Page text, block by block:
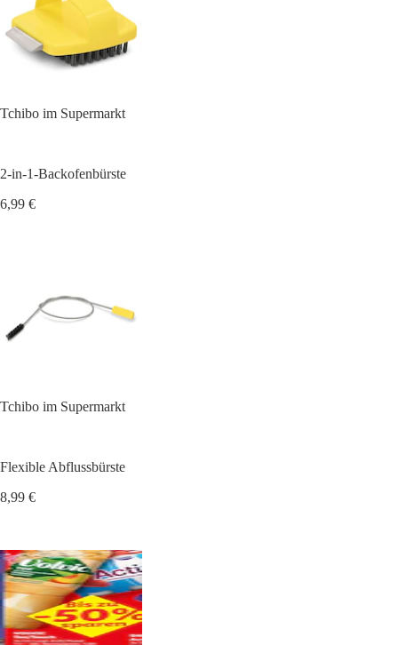
Tchibo im Supermarkt
2-in-1-Backofenbürste
6,99 €
Tchibo im Supermarkt
Flexible Abflussbürste
8,99 €